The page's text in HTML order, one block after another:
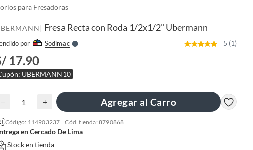
para Fresadoras
| Fresa Recta con Roda 1/2x1/2" Ubermann
por SodimacS
l
l
5 (1)
17.90
UBERMANN10
− + Agregar al Carro
Código: 114903237 Cód. tienda: 8790868
enCercado De Lima
Stock en tienda